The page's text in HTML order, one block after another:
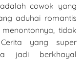
cowok yang
aduhai romantis
tidak
yang super
jadi berkhayal